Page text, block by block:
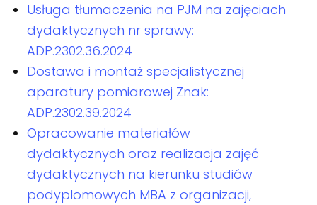
Usługa tłumaczenia na PJM na zajęciach
dydaktycznych nr sprawy:
ADP.2302.36.2024
Dostawa i montaż specjalistycznej
aparatury pomiarowej Znak:
ADP.2302.39.2024
Opracowanie materiałów
dydaktycznych oraz realizacja zajęć
dydaktycznych na kierunku studiów
podyplomowych MBA z organizacji,